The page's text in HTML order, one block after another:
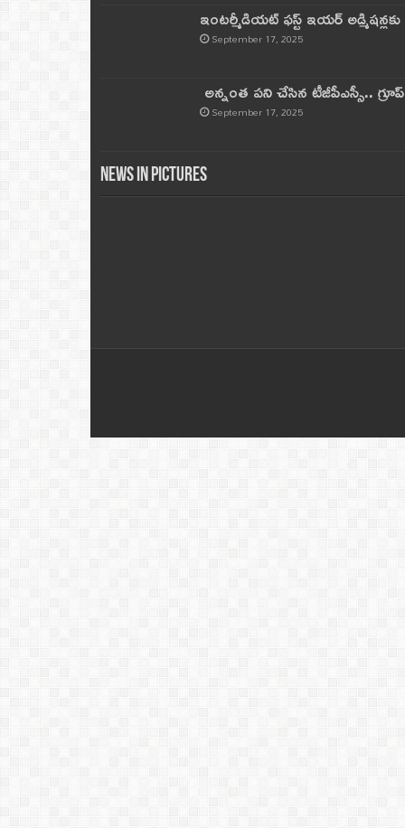
ఇంటర్మీడియట్ ఫస్ట్‌ ఇయర్‌
September 17, 2025
అన్నంత పని చేసిన టీజీపీఎస్సీ..
September 17, 2025
News in Pictures